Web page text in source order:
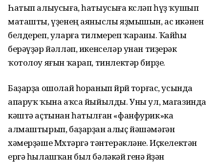
Һатып алыусыға, һатыусыға көсләп һүҙ ҡушып
маташты, үҙенең аяныслы яҙмышын, ас икәнен
белдереп, уларға тилмереп ҡараны. Ҡайһы
берәүҙәр йәлләп, икенселәр унан тиҙерәк
ҡотолоу яғын ҡарап, тинлектәр бирҙе.
Баҙарҙа ошолай һоранып йөрөй торғас, усында
апаруҡ ҡына аҡса йыйылды. Уны ул, магазинда
кәштә аҫтынан һатылған «фанфурик»ка
алмаштырып, баҙарҙан алыҫ йәшәмәгән
хәмерҙәше Мөхтәргә тәнтерәкләне. Иҫкелектән
ергә һылашҡан был бәләкәй генә өйҙән